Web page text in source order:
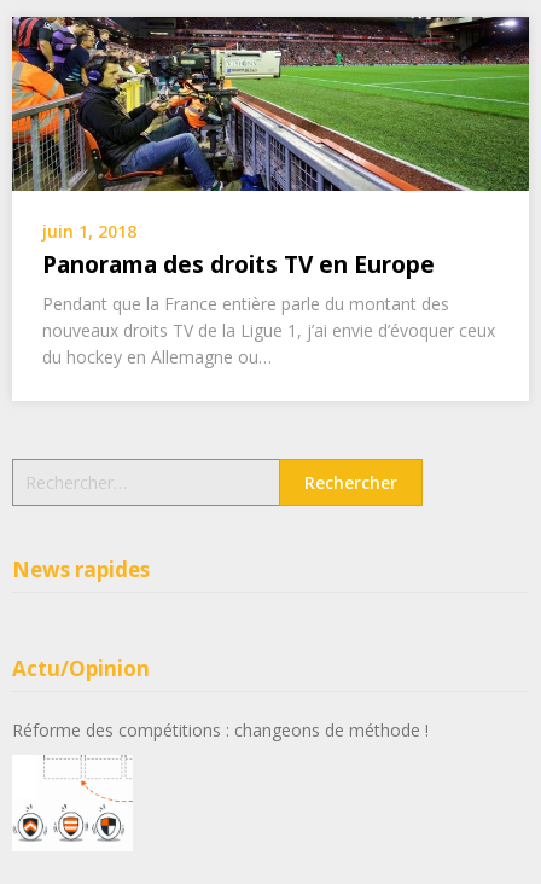
juin 1, 2018
Panorama des droits TV en Europe
Pendant que la France entière parle du montant des
nouveaux droits TV de la Ligue 1, j’ai envie d’évoquer ceux
du hockey en Allemagne ou…
News rapides
Actu/Opinion
Réforme des compétitions : changeons de méthode !